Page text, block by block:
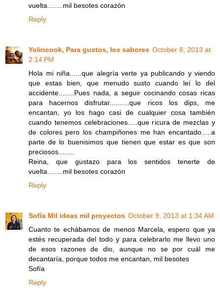
vuelta........mil besotes corazón
Reply
Yolincook, Para gustos, los sabores October 8, 2013 at
2:14 PM
Hola mi niña......que alegría verte ya publicando y viendo
que estas bien, que menudo susto cuando leí lo del
accidente........Pues nada, a seguir cocinando cosas ricas
para hacernos disfrutar..........que ricos los dips, me
encantan, yo los hago casi de cualquier cosa también
cuando tenemos celebraciones.....que ricura de mezclas y
de colores pero los champiñones me han encantado.....a
parte de lo buenisimos que tienen que estar es que son
preciosos........
Reina, que gustazo para los sentidos tenerte de
vuelta........mil besotes corazón
Reply
Sofía Mil ideas mil proyectos October 9, 2013 at 1:34 AM
Cuanto te echábamos de menos Marcela, espero que ya
estés recuperada del todo y para celebrarlo me llevo uno
de esos razones de dio, aunque no se por cuál me
decantaría, porque todos me encantan, mil besotes
Sofía
Reply